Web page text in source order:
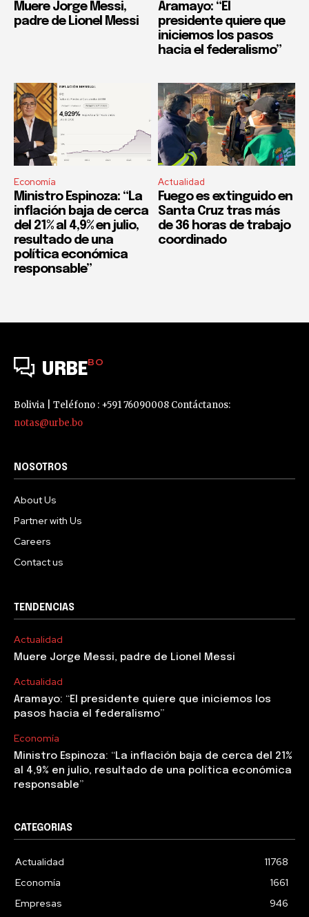
Muere Jorge Messi,
padre de Lionel Messi
Aramayo: “El
presidente quiere que
iniciemos los pasos
hacia el federalismo”
Economía
Ministro Espinoza: “La
inflación baja de cerca
del 21% al 4,9% en julio,
resultado de una
política económica
responsable”
Actualidad
Fuego es extinguido en
Santa Cruz tras más
de 36 horas de trabajo
coordinado
URBEBO
Bolivia | Teléfono : +591 76090008 Contáctanos:
notas@urbe.bo
NOSOTROS
About Us
Partner with Us
Careers
Contact us
TENDENCIAS
Actualidad
Muere Jorge Messi, padre de Lionel Messi
Actualidad
Aramayo: “El presidente quiere que iniciemos los
pasos hacia el federalismo”
Economía
Ministro Espinoza: “La inflación baja de cerca del 21%
al 4,9% en julio, resultado de una política económica
responsable”
CATEGORIAS
Actualidad
11768
Economía
1661
Empresas
946